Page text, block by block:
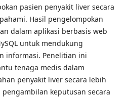
pasien penyakit liver secara
Hasil pengelompokan
dalam aplikasi berbasis web
untuk mendukung
informasi. Penelitian ini
tenaga medis dalam
penyakit liver secara lebih
keputusan secara